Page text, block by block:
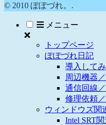
© 2010 ぽぽづれ。.
メニュー
トップページ
ぽぽづれ日記
導入して
周辺機器
通信回線
修理依頼
ウィンドウズ関
Intel SRT関